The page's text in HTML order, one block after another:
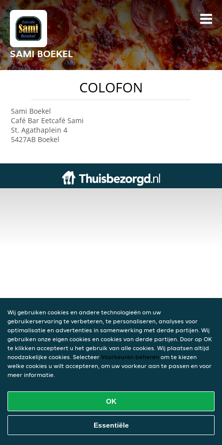
SAMI BOEKEL
COLOFON
Sami Boekel
Café Bar Eetcafé Sami
St. Agathaplein 4
5427AB Boekel
Wij gebruiken cookies en andere technologieën om uw
gebruikerservaring te verbeteren, te personaliseren, analyses voor
optimalisatie en advertenties in samenwerking met derde partijen. Wij
gebruiken onze eigen cookies en cookies van derde partijen. Door op OK
te klikken accepteert u het gebruik van alle cookies. Wij plaatsen altijd
noodzakelijke cookies. Selecteer Voorkeuren beheren om te kiezen
welke cookies u wilt accepteren, om uw voorkeur aan te passen en voor
meer informatie.
OK
Essentiële